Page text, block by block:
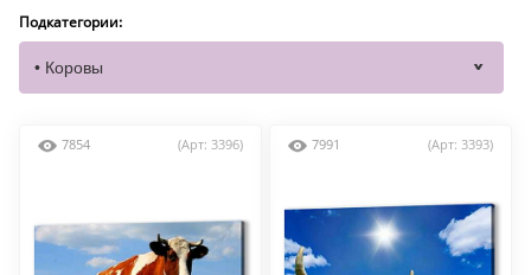
Подкатегории:
7854 (Арт: 3396) 7991 (Арт: 3393)